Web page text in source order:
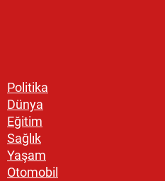
Politika
Dünya
Eğitim
Sağlık
Yaşam
Otomobil